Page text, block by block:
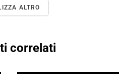
ALTRO
correlati